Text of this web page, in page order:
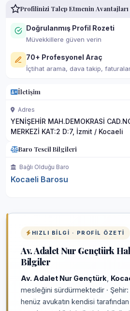
Profilinizi Talep Etmenin Avantajları
Doğrulanmış Profil Rozeti
Müvekkillere güven verin
70+ Profesyonel Araç
İçtihat arama, dava takip,
İletişim
Adres
YENİŞEHİR MAH.DEMOKRASİ
MERKEZİ KAT:2 D:7, İzmit / Kocaeli
Baro Tescil Bilgileri
Bağlı Olduğu Baro
Kocaeli Barosu
HIZLI BILGI · PROFIL ÖZETI
Av. Adalet Nur Gençtürk
Bilgiler
Av. Adalet Nur Gençtürk
mesleğini sürdürmektedir · Şehir:
henüz avukatın kendisi